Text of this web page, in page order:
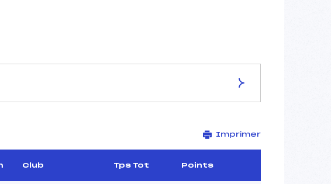
LES TUFFES
:
11.3 km
:
Imprimer
Club Tps Tot Points